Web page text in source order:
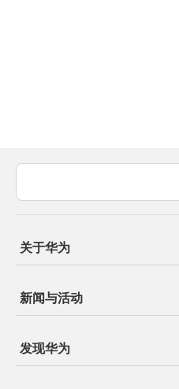
关于华为
新闻与活动
发现华为